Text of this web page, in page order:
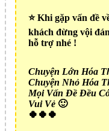
⭐️ Khi gặp vấn đề
khách đừng vội
hỗ trợ nhé !
Chuyện Lớn Hóa
Chuyện Nhỏ Hóa
Mọi Vấn Đề Đều
Vui Vẻ 🙂
🍀🍀🍀